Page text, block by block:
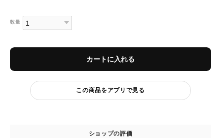
数量
カートに入れる
この商品をアプリで見る
ショップの評価